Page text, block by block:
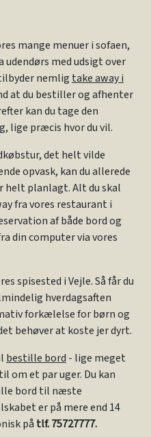
mange menuer i sofaen,
udendørs med udsigt over
nemlig take away i
at du bestiller og afhenter
kan du tage den
lige præcis hvor du vil.
det helt vilde
opvask, kan du allerede
helt planlagt. Alt du skal
fra vores restaurant i
af både bord og
din computer via vores
spisested i Vejle. Så får du
hverdagsaften
forkælelse for børn og
behøver at koste jer dyrt.
bestille bord - lige meget
om et par uger. Du kan
bord til næste
er på mere end 14
på tlf. 75727777.